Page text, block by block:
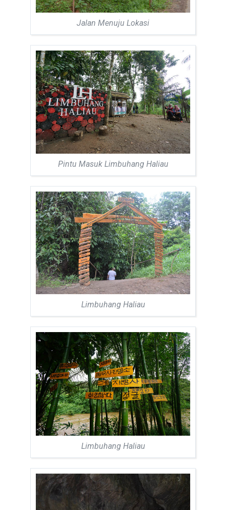
Jalan Menuju Lokasi
Pintu Masuk Limbuhang Haliau
Limbuhang Haliau
Limbuhang Haliau